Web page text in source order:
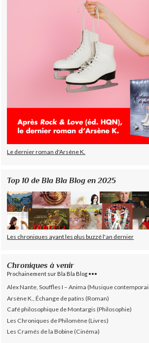
Le dernier roman d'Arsène K.
Top 10 de Bla Bla Blog en 2025
Les chroniques ayant les plus buzzé l'an dernier
Chroniques à venir
Prochainement sur Bla Bla Blog •••
Alex Nante, Souffles I – Anima (Musique
Arsène K., Échange de patins (Roman)
Café philosophique de Montargis (Philosophie)
Les Chroniques de Philomène (Livres)
Les Cramés de la Bobine (Cinéma)